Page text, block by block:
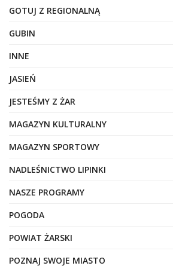
GOTUJ Z REGIONALNĄ
GUBIN
INNE
JASIEŃ
JESTEŚMY Z ŻAR
MAGAZYN KULTURALNY
MAGAZYN SPORTOWY
NADLEŚNICTWO LIPINKI
NASZE PROGRAMY
POGODA
POWIAT ŻARSKI
POZNAJ SWOJE MIASTO